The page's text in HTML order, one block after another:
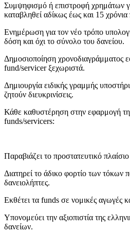
Συμψηφισμό ή επιστροφή χρημάτων
καταβληθεί αδίκως έως και 15 χρόνια
Ενημέρωση για τον νέο τρόπο
δόση και όχι το σύνολο του δανείου.
Δημοσιοποίηση χρονοδιαγράμματος
fund/servicer ξεχωριστά.
Δημιουργία ειδικής γραμμής
ζητούν διευκρινίσεις.
Κάθε καθυστέρηση στην εφαρμογή
funds/servicers:
Παραβιάζει το προστατευτικό
Διατηρεί το άδικο φορτίο των τόκων
δανειολήπτες.
Εκθέτει τα funds σε νομικές αγωγές
Υπονομεύει την αξιοπιστία της
δανείων.